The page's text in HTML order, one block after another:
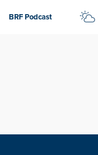
BRF Podcast